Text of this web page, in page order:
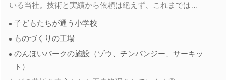
いる当社。技術と実績から依頼は絶えず、これまでは…
子どもたちが通う小学校
ものづくりの工場
のんほいパークの施設（ゾウ、チンパンジー、サーキッ
ト）